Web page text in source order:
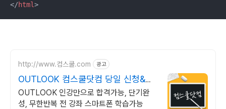
</html>
http://www.컴스쿨.com 광고
OUTLOOK 컴스쿨닷컴 당일 신청&결
제시 기프티콘!
OUTLOOK 인강만으로 합격가능, 단기완
성, 무한반복 전 강좌 스마트폰 학습가능